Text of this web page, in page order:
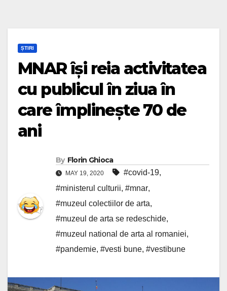
ȘTIRI
MNAR își reia activitatea
cu publicul în ziua în
care împlinește 70 de
ani
By Florin Ghioca
MAY 19, 2020 #covid-19,
#ministerul culturii, #mnar,
#muzeul colectiilor de arta,
#muzeul de arta se redeschide,
#muzeul national de arta al romaniei,
#pandemie, #vesti bune, #vestibune